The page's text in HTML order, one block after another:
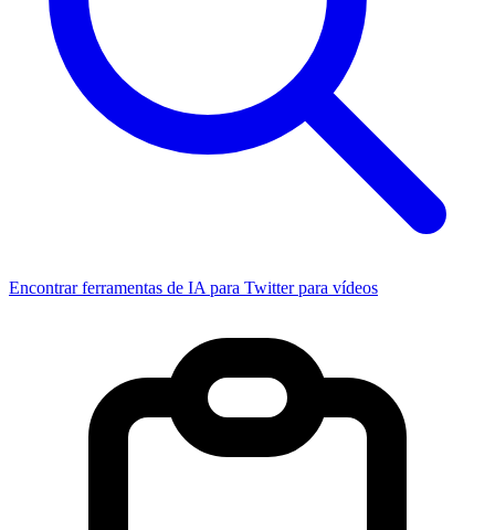
Encontrar ferramentas de IA para Twitter para vídeos